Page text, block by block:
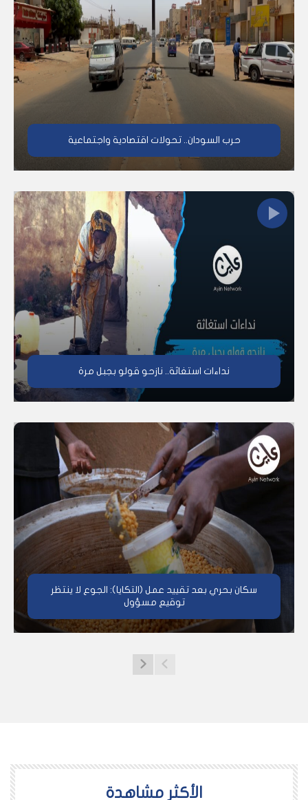
حرب السودان.. تحولات اقتصادية واجتماعية
نداءات استغاثة.. نازحو قولو بجبل مرة
سكان بحري بعد تقييد عمل (التكايا): الجوع لا ينتظر
توقيع مسؤول
اﻷكثر مشاهدة